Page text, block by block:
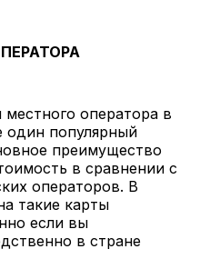
оператора в
один популярный
преимущество
в сравнении с
операторов. В
такие карты
если вы
в стране